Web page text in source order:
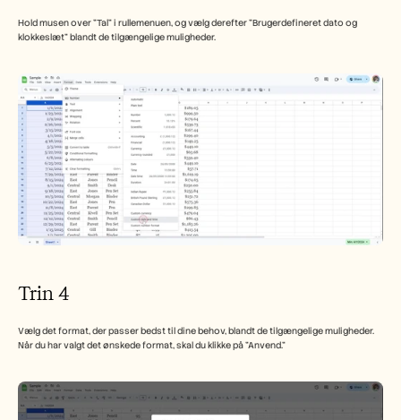
Hold musen over "Tal" i rullemenuen, og vælg derefter "Brugerdefineret dato og
klokkeslæt" blandt de tilgængelige muligheder.
Trin 4
Vælg det format, der passer bedst til dine behov, blandt de tilgængelige muligheder.
Når du har valgt det ønskede format, skal du klikke på "Anvend."